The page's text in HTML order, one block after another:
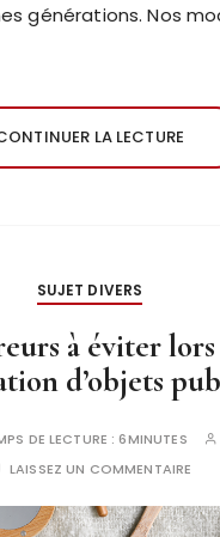
générations. Nos
LA LECTURE
SUJET DIVERS
à éviter
d’objets
DE LECTURE :6MINUTES
LAISSEZ UN COMMENTAIRE